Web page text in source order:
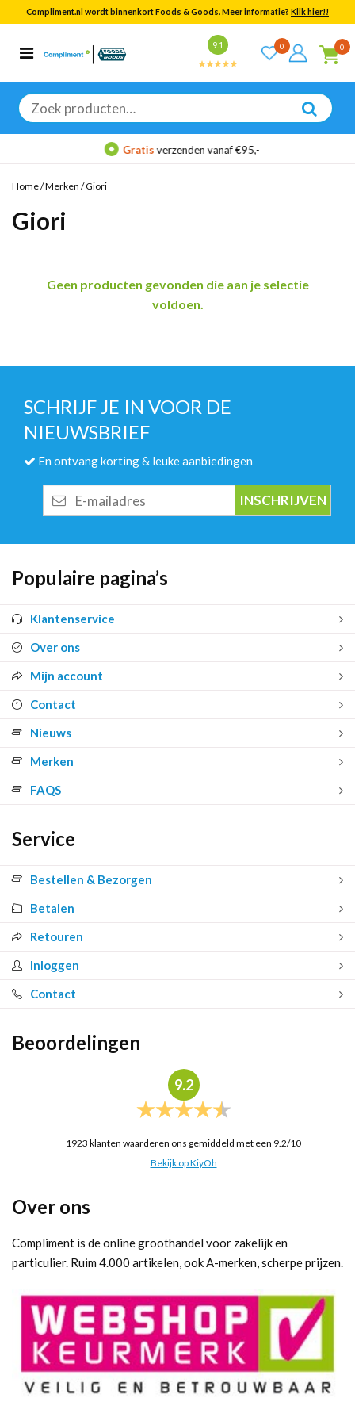
Compliment.nl wordt binnenkort Foods & Goods. Meer informatie? Klik hier!!
9.1 0 0
Zoeken
naar:
Categorieën
Bekijk alle resultaten
Gratisverzenden vanaf €95,-
Home/Merken /Giori
Giori
Geen producten gevonden die aan je selectie
voldoen.
SCHRIJF JE IN VOOR DE
NIEUWSBRIEF
En ontvang korting & leuke aanbiedingen
mailadres
Populaire pagina’s
Klantenservice
Over ons
Mijn account
Contact
Nieuws
Merken
FAQS
Service
Bestellen & Bezorgen
Betalen
Retouren
Inloggen
Contact
Beoordelingen
9.2
1923 klanten waarderen ons gemiddeld met een 9.2/10
Bekijk op KiyOh
Over ons
Compliment is de online groothandel voor zakelijk en
particulier. Ruim 4.000 artikelen, ook A-merken, scherpe prijzen.